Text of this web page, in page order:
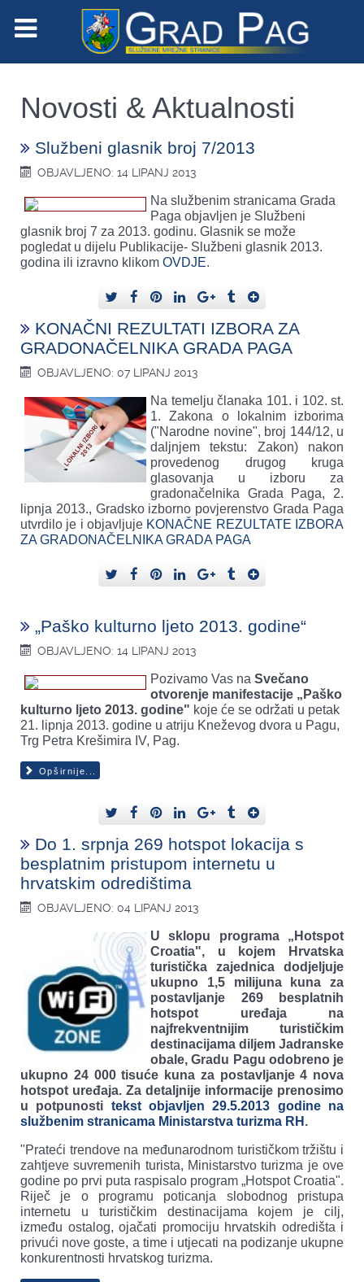
Novosti & Aktualnosti
Službeni glasnik broj 7/2013
OBJAVLJENO: 14 LIPANJ 2013
Na službenim stranicama Grada
Paga objavljen je Službeni
glasnik broj 7 za 2013. godinu. Glasnik se može
pogledat u dijelu Publikacije- Službeni glasnik 2013.
godina ili izravno klikom OVDJE.
KONAČNI REZULTATI IZBORA ZA
GRADONAČELNIKA GRADA PAGA
OBJAVLJENO: 07 LIPANJ 2013
Na temelju članaka 101. i 102. st.
1. Zakona o lokalnim izborima
("Narodne novine", broj 144/12, u
daljnjem tekstu: Zakon) nakon
provedenog drugog kruga
glasovanja u izboru za
gradonačelnika Grada Paga, 2.
lipnja 2013., Gradsko izborno povjerenstvo Grada Paga
utvrdilo je i objavljuje KONAČNE REZULTATE IZBORA
ZA GRADONAČELNIKA GRADA PAGA
„Paško kulturno ljeto 2013. godine“
OBJAVLJENO: 14 LIPANJ 2013
Pozivamo Vas na Svečano
otvorenje manifestacije „Paško
kulturno ljeto 2013. godine" koje će se održati u petak
21. lipnja 2013. godine u atriju Kneževog dvora u Pagu,
Trg Petra Krešimira IV, Pag.
Opširnije...
Do 1. srpnja 269 hotspot lokacija s
besplatnim pristupom internetu u
hrvatskim odredištima
OBJAVLJENO: 04 LIPANJ 2013
U sklopu programa „Hotspot
Croatia", u kojem Hrvatska
turistička zajednica dodjeljuje
ukupno 1,5 milijuna kuna za
postavljanje 269 besplatnih
hotspot uređaja na
najfrekventnijim turističkim
destinacijama diljem Jadranske
obale, Gradu Pagu odobreno je
ukupno 24 000 tisuće kuna za postavljanje 4 nova
hotspot uređaja. Za detaljnije informacije prenosimo
u potpunosti tekst objavljen 29.5.2013 godine na
službenim stranicama Ministarstva turizma RH .
"Prateći trendove na međunarodnom turističkom tržištu i
zahtjeve suvremenih turista, Ministarstvo turizma je ove
godine po prvi puta raspisalo program „Hotspot Croatia".
Riječ je o programu poticanja slobodnog pristupa
internetu u turističkim destinacijama kojem je cilj,
između ostalog, ojačati promociju hrvatskih odredišta i
privući nove goste, a time i utjecati na podizanje ukupne
konkurentnosti hrvatskog turizma.